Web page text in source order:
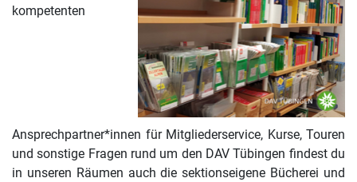
kompetenten
Ansprechpartner*innen für Mitgliederservice, Kurse, Touren
und sonstige Fragen rund um den DAV Tübingen findest du
in unseren Räumen auch die sektionseigene Bücherei und